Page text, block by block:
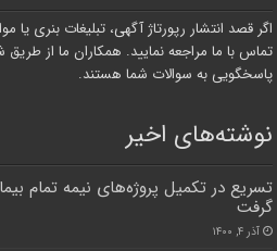
اگر قصد انتشار رپورتاژ آگهی، تبلیغات بنری یا
تماس با ما مراجعه نمایید. همکاران ما از
پاسخگویی به سوالات شما هستند.
نوشته‌های اخیر
تسریع در تکمیل پروژه‌های نیمه تمام
گرفت
آذر ۴, ۱۴۰۰